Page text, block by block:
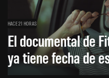
HACE 21 HORAS
El documental de
ya tiene fecha de